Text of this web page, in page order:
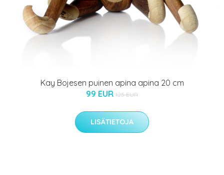
Kay Bojesen puinen apina apina 20 cm
99 EUR 125 EUR
LISÄTIETOJA